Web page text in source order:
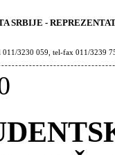
SRBIJE -
011/3230 059, tel-fax 011/3239